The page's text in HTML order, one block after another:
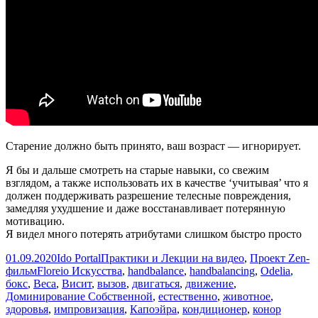
Старение должно быть принято, ваш возраст — игнорирует.
Я бы и дальше смотреть на старые навыки, со свежим
взглядом, а также использовать их в качестве ‘учитывая’ что я
должен поддерживать разрешение телесные повреждения,
замедляя ухудшение и даже восстанавливает потерянную
мотивацию.
Я видел много потерять атрибутами слишком быстро просто
Опубликовано
01.09.2020Автор
Ido PortalРубрики
Практики и Лекции на видео, Проект Zen-
фильмМетки
Floreio Искусства, handbalance, handbalancing, Odelia,
бокс, Веса, Висит, вызов, двигаться, движение,
Доминирование Собственной, естественно, животное,
здоровья, импровизация, Капоэйра, кондиционер, конор